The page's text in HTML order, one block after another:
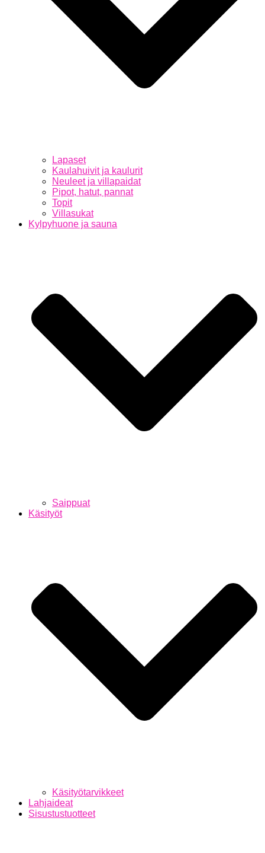
Lapaset
Kaulahuivit ja kaulurit
Neuleet ja villapaidat
Pipot, hatut, pannat
Topit
Villasukat
Kylpyhuone ja sauna
Saippuat
Käsityöt
Käsityötarvikkeet
Lahjaideat
Sisustustuotteet